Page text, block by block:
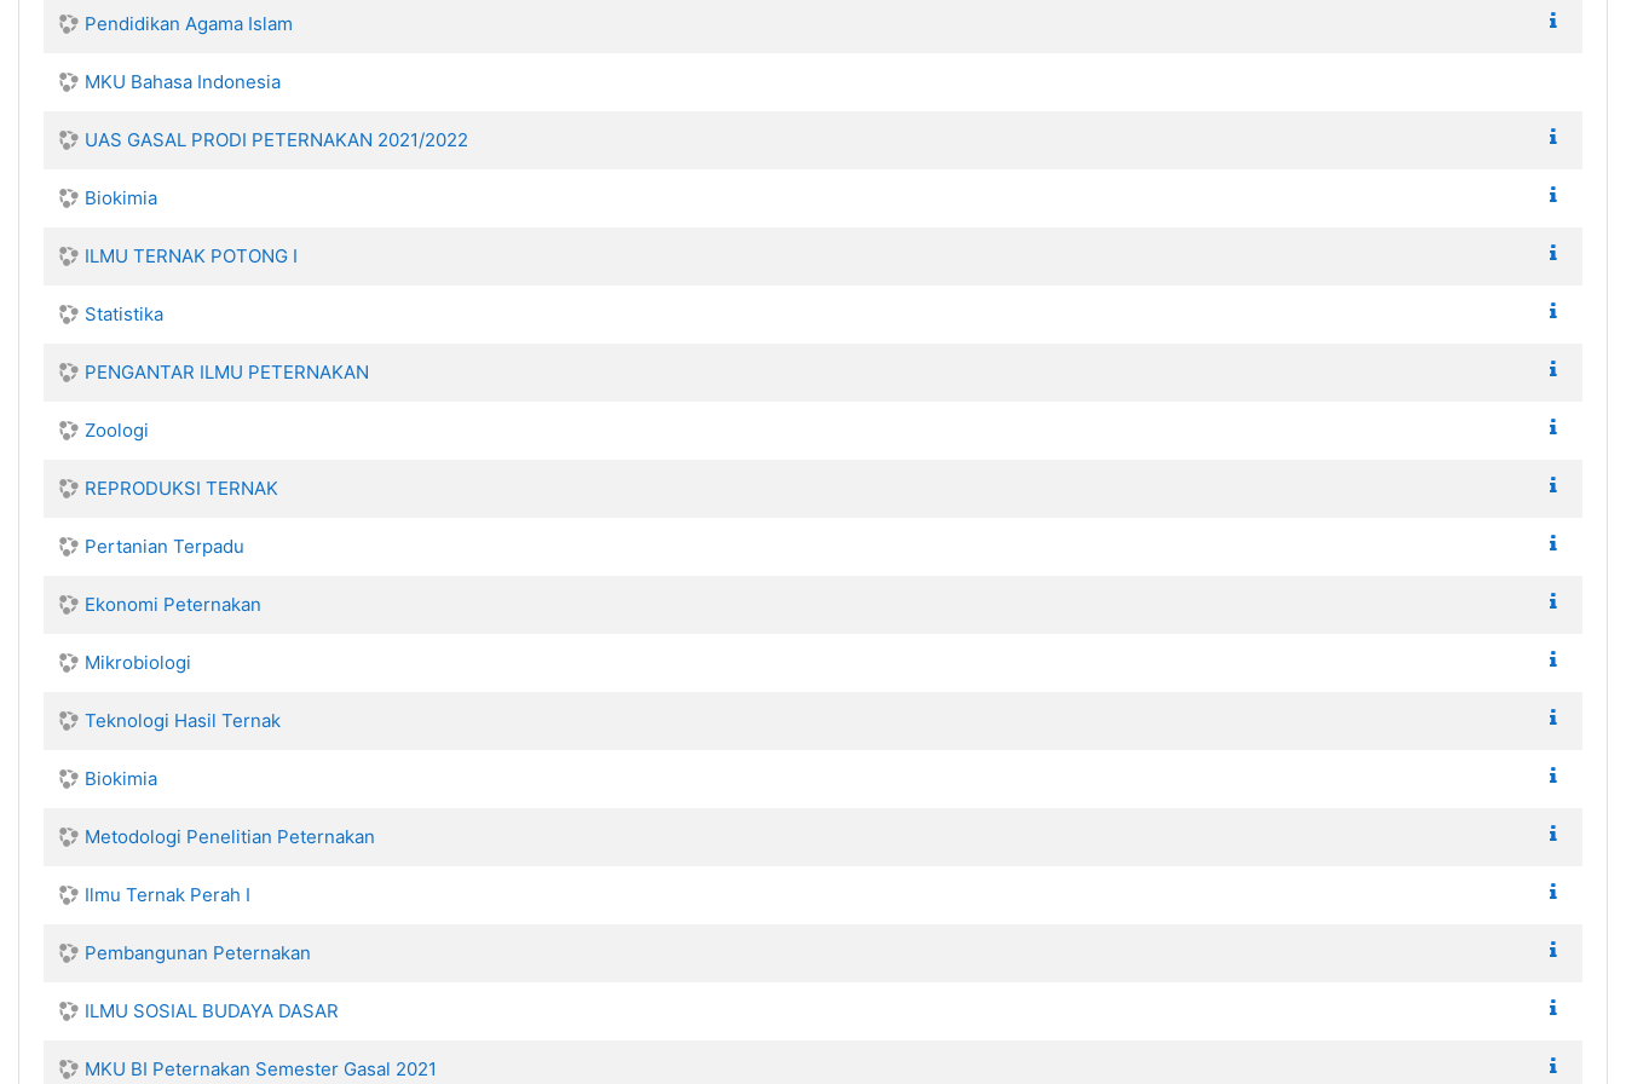
Pendidikan Agama Islam
MKU Bahasa Indonesia
UAS GASAL PRODI PETERNAKAN 2021/2022
Biokimia
ILMU TERNAK POTONG I
Statistika
PENGANTAR ILMU PETERNAKAN
Zoologi
REPRODUKSI TERNAK
Pertanian Terpadu
Ekonomi Peternakan
Mikrobiologi
Teknologi Hasil Ternak
Biokimia
Metodologi Penelitian Peternakan
Ilmu Ternak Perah I
Pembangunan Peternakan
ILMU SOSIAL BUDAYA DASAR
MKU BI Peternakan Semester Gasal 2021